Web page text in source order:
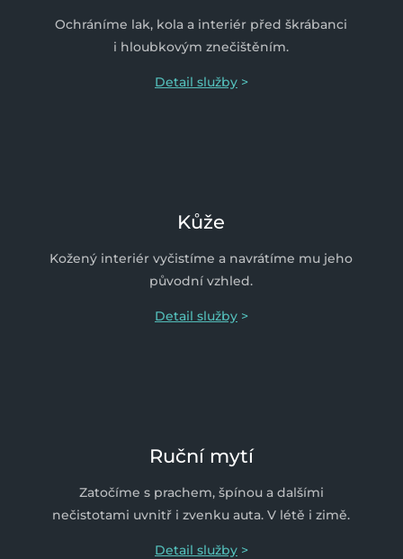
Ochráníme lak, kola a interiér před škrábanci
i hloubkovým znečištěním.
Detail služby>
Kůže
Kožený interiér vyčistíme a navrátíme mu jeho
původní vzhled.
Detail služby>
Ruční mytí
Zatočíme s prachem, špínou a dalšími
nečistotami uvnitř i zvenku auta. V létě i zimě.
Detail služby>